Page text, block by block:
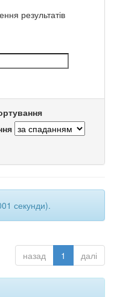
результатів
секунди).
назад 1 далі